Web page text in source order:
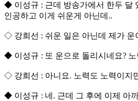
◆ 이성규 : 근데 방송가에서 한두 달
인공하고 이게 쉬운게 아닌데..
◇ 강희선 : 쉬운 일은 아닌데 제가 운
◆ 이성규 : 또 운으로 돌리시네요? 노
◇ 강희선 : 아니요. 노력도 노력이지
◆ 이성규 : 네. 근데 그 후에 이제 아